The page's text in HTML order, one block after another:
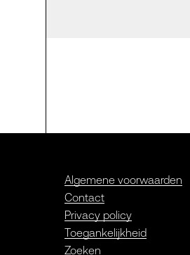
Algemene voorwaarden
Contact
Privacy policy
Toegankelijkheid
Zoeken